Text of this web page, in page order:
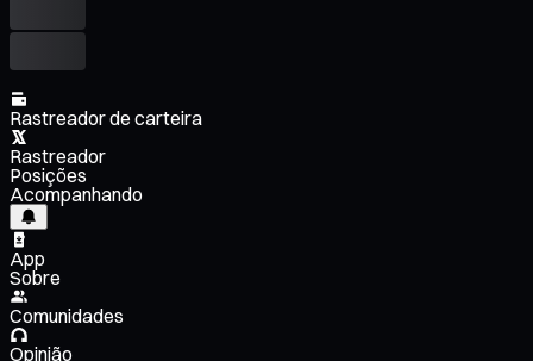
Rastreador de carteira
Rastreador
Posições
Acompanhando
App
Sobre
Comunidades
Opinião